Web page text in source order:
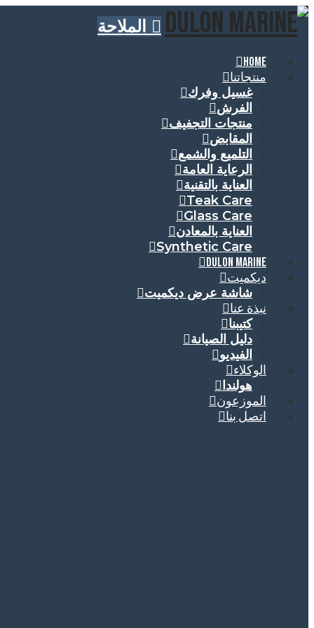
الملاحة
HOME
منتجاتنا
غسيل وفرك
الفرش
منتجات التجفيف
المقابض
التلميع والشمع
الرعاية العامة
العناية بالتقنية
Teak Care
Glass Care
العناية بالمعادن
Synthetic Care
DULON MARINE
ديكميت
شاشة عرض ديكميت
نبذة عنا
كتيبنا
دليل الصيانة
الفيديو
الوكلاء
هولندا
الموزعون
اتصل بنا